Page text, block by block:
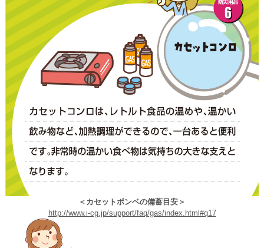
＜カセットボンベの備蓄目安＞
http://www.i-cg.jp/support/faq/gas/index.html#q17